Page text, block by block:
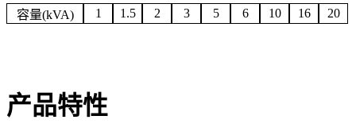
容量(kVA) 1 1.5 2 3 5 6 10 16 20
产品特性